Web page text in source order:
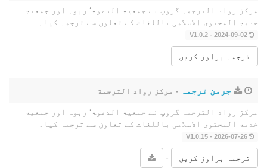
مرکز رواد الترجمہ گروپ نے جمعیۃ الدعوۃ‘ ربوہ اور جمعیۃ
خدمۃ المحتوى الاسلامی باللغات کے تعاون سے ترجمہ کیا۔
2024-09-02 - V1.0.2
ترجمہ براوز کریں
جرمن ترجمہ - مرکز رواد الترجمة
مرکز رواد الترجمہ گروپ نے جمعیۃ الدعوۃ‘ ربوہ اور جمعیۃ
خدمۃ المحتوى الاسلامی باللغات کے تعاون سے ترجمہ کیا۔
2026-07-26 - V1.0.15
ترجمہ براوز کریں -